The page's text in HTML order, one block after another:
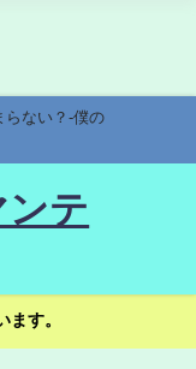
らない？-僕の
テ
す。